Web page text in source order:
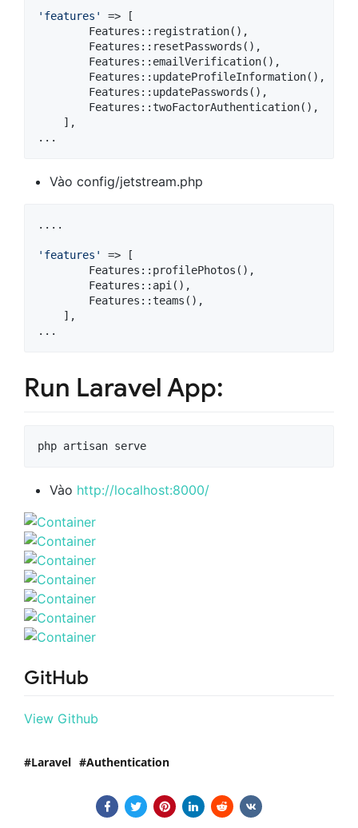
'features'
=> [
        Features::registration(),
        Features::resetPasswords(),
        Features::emailVerification(),
        Features::updateProfileInformation(),
        Features::updatePasswords(),
        Features::twoFactorAuthentication(),
    ],
...
Vào config/jetstream.php
....
'features'
=> [
        Features::profilePhotos(),
        Features::api(),
        Features::teams(),
    ],
...
Run Laravel App:
php artisan serve
Vào http://localhost:8000/
GitHub
View Github
Laravel Authentication